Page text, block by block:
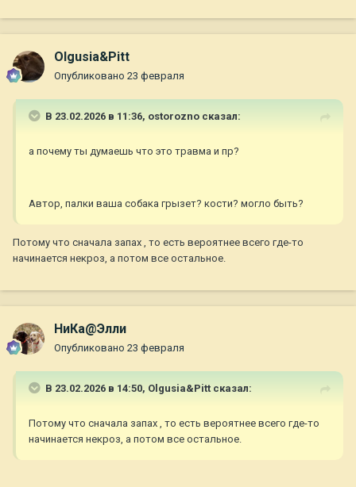
Olgusia&Pitt
Опубликовано 23 февраля
В 23.02.2026 в 11:36, ostorozno сказал:
а почему ты думаешь что это травма и пр?
Автор, палки ваша собака грызет? кости? могло быть?
Потому что сначала запах , то есть вероятнее всего где-то
начинается некроз, а потом все остальное.
НиКа@Элли
Опубликовано 23 февраля
В 23.02.2026 в 14:50, Olgusia&Pitt сказал:
Потому что сначала запах , то есть вероятнее всего где-то
начинается некроз, а потом все остальное.